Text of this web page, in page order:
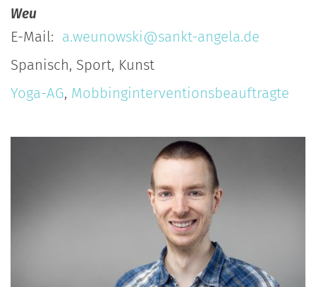
Weu
E-Mail: a.weunowski@sankt-angela.de
Spanisch, Sport, Kunst
Yoga-AG, Mobbinginterventionsbeauftragte